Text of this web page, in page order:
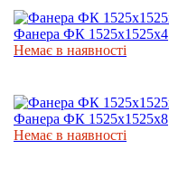
Фанера ФК 1525х1525х4
Немає в наявності
Фанера ФК 1525х1525х8
Немає в наявності